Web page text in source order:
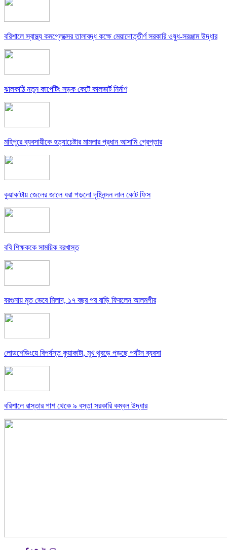
বরিশালে স্বাস্থ্য কমপ্লেক্সের তালাবদ্ধ কক্ষে মেয়াদোত্তীর্ণ সরকারি ওষুধ-সরঞ্জাম উদ্ধার
ঝালকাঠি নতুন কার্পেটিং সড়ক কেটে কালভার্ট নির্মাণ
মহিপুরে ব্যবসায়ীকে হত্যাচেষ্টার মামলার প্রধান আসামি গ্রেপ্তার
কুয়াকাটায় জেলের জালে ধরা পড়লো দৃষ্টিনন্দন লাল কোট ফিস
ববি শিক্ষককে সাময়িক বরখাস্ত
বরগুনায় মৃত ভেবে মিলাদ, ১৭ বছর পর বাড়ি ফিরলেন আলমগীর
লোডশেডিংয়ে বিপর্যস্ত কুয়াকাটা, মুখ থুবড়ে পড়ছে পর্যটন ব্যবসা
বরিশালে রাস্তার পাশ থেকে ৯ বস্তা সরকারি কম্বল উদ্ধার